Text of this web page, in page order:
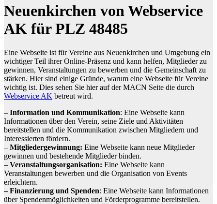
Neuenkirchen von Webservice
AK für PLZ 48485
Eine Webseite ist für Vereine aus Neuenkirchen und Umgebung ein
wichtiger Teil ihrer Online-Präsenz und kann helfen, Mitglieder zu
gewinnen, Veranstaltungen zu bewerben und die Gemeinschaft zu
stärken. Hier sind einige Gründe, warum eine Webseite für Vereine
wichtig ist. Dies sehen Sie hier auf der MACN Seite die durch
Webservice AK betreut wird.
– Information und Kommunikation: Eine Webseite kann
Informationen über den Verein, seine Ziele und Aktivitäten
bereitstellen und die Kommunikation zwischen Mitgliedern und
Interessierten fördern.
– Mitgliedergewinnung: Eine Webseite kann neue Mitglieder
gewinnen und bestehende Mitglieder binden.
– Veranstaltungsorganisation: Eine Webseite kann
Veranstaltungen bewerben und die Organisation von Events
erleichtern.
– Finanzierung und Spenden: Eine Webseite kann Informationen
über Spendenmöglichkeiten und Förderprogramme bereitstellen.